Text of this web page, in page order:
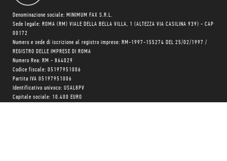
Denominazione sociale: MINIMUM FAX S.R.L.
Sede legale: ROMA (RM) VIALE DELLA BELLA VILLA, 1 (ALTEZZA VIA CASILINA 939) - CAP
00172
Numero e sede di iscrizione al registro imprese: RM-1997-155274 DEL 25/02/1997 /
REGISTRO DELLE IMPRESE DI ROMA
Numero Rea: RM - 864029
Codice fiscale: 05197951006
Partita IVA 05197951006
Identificativo univoco: USAL8PV
Capitale sociale: 10.400 EURO